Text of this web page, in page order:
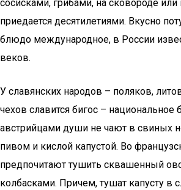
сосисками, грибами, на сковороде
приедается десятилетиями. Вкусно
блюдо международное, в России
веков.
У славянских народов – поляков,
чехов славится бигос –
австрийцами души не чают в свиных
пивом и кислой капустой. Во
предпочитают тушить сквашенный
колбасками. Причем, тушат капусту в